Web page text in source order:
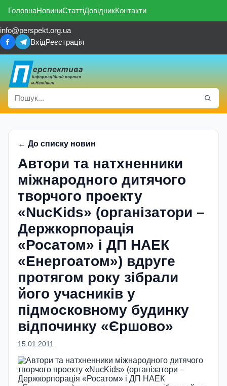
ГоловнаНовиниСтаттіДовідникКонтакти
info@perspekt.org.ua
ВхідРеєстрація
← До списку новин
Автори та натхненники
міжнародного дитячого
творчого проекту
«NucKids» (організатори –
Держкорпорація
«Росатом» і ДП НАЕК
«Енергоатом») вдруге
протягом року зібрали
його учасників у
підмосковному будинку
відпочинку «Єршово»
15.01.2011